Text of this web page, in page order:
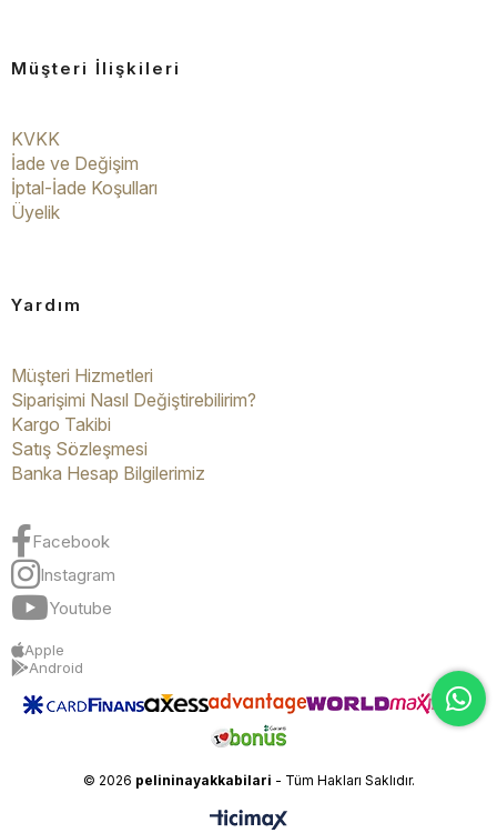
Müşteri İlişkileri
KVKK
İade ve Değişim
İptal-İade Koşulları
Üyelik
Yardım
Müşteri Hizmetleri
Siparişimi Nasıl Değiştirebilirim?
Kargo Takibi
Satış Sözleşmesi
Banka Hesap Bilgilerimiz
Facebook
Instagram
Youtube
Apple
Android
© 2026 pelininayakkabilari - Tüm Hakları Saklıdır.